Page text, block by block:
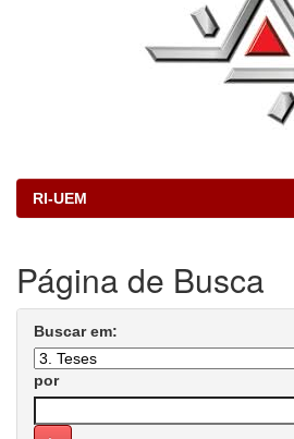
RI-UEM
Página de Busca
Buscar em:
por